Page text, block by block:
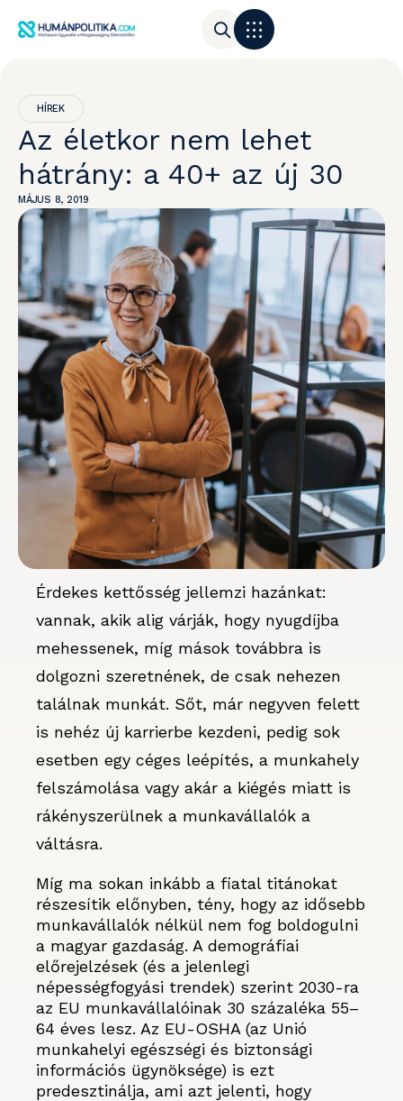
HÍREK
Az életkor nem lehet
hátrány: a 40+ az új 30
MÁJUS 8, 2019
Érdekes kettősség jellemzi hazánkat:
vannak, akik alig várják, hogy nyugdíjba
mehessenek, míg mások továbbra is
dolgozni szeretnének, de csak nehezen
találnak munkát. Sőt, már negyven felett
is nehéz új karrierbe kezdeni, pedig sok
esetben egy céges leépítés, a munkahely
felszámolása vagy akár a kiégés miatt is
rákényszerülnek a munkavállalók a
váltásra.
Míg ma sokan inkább a fiatal titánokat
részesítik előnyben, tény, hogy az idősebb
munkavállalók nélkül nem fog boldogulni
a magyar gazdaság. A demográfiai
előrejelzések (és a jelenlegi
népességfogyási trendek) szerint 2030-ra
az EU munkavállalóinak 30 százaléka 55–
64 éves lesz. Az EU-OSHA (az Unió
munkahelyi egészségi és biztonsági
információs ügynöksége) is ezt
predesztinálja, ami azt jelenti, hogy